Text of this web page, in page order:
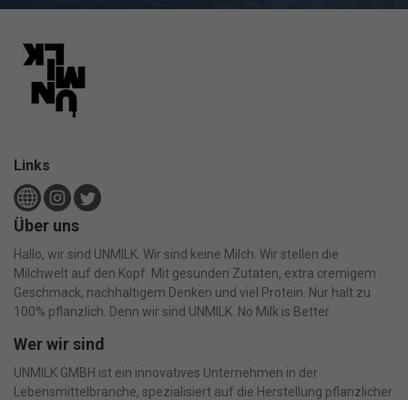
Links
Über uns
Hallo, wir sind UNMILK. Wir sind keine Milch. Wir stellen die
Milchwelt auf den Kopf. Mit gesunden Zutaten, extra cremigem
Geschmack, nachhaltigem Denken und viel Protein. Nur halt zu
100% pflanzlich. Denn wir sind UNMILK. No Milk is Better.
Wer wir sind
UNMILK GMBH ist ein innovatives Unternehmen in der
Lebensmittelbranche, spezialisiert auf die Herstellung pflanzlicher